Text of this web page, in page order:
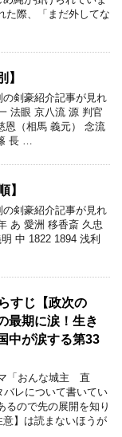
た際、「まだ外してな
】
剣豪紹介記事が見れ
法眼 京八流 源 判官
恩（相馬 義元） 念流
長 …
】
剣豪紹介記事が見れ
あ 愛洲 移香斎 久忠
中 1822 1894 浅利
すじ【政次の
最期に涙！生き
中が涙する第33
「おんな城主 直
バレについて書いてい
るので先の展開を知り
】は読まないほうが